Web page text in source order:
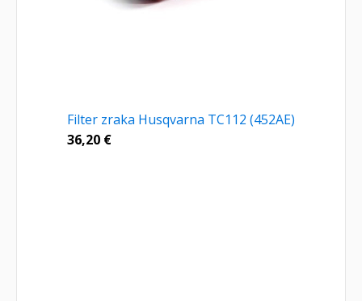
Filter zraka Husqvarna TC112 (452AE)
36,20 €